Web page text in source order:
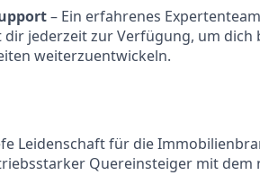
– Ein erfahrenes
jederzeit zur Verfügung, um dich
weiterzuentwickeln.
Leidenschaft für die
Quereinsteiger mit dem